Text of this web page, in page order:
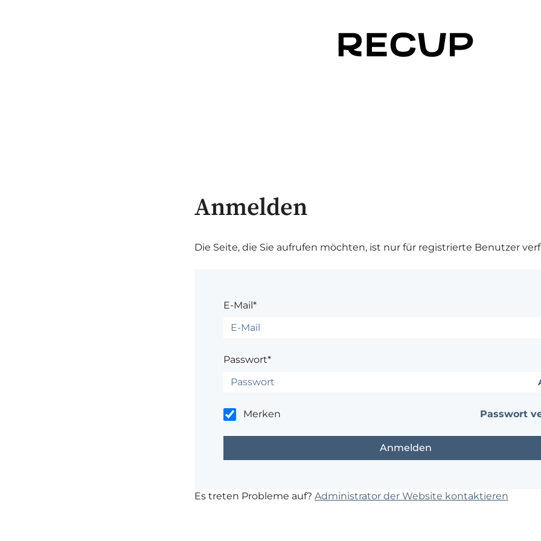
Anmelden
Die Seite, die Sie aufrufen möchten, ist nur für registrierte Benutzer
E-Mail*
Passwort*
Merken Passwort
Es treten Probleme auf? Administrator der Website kontaktieren